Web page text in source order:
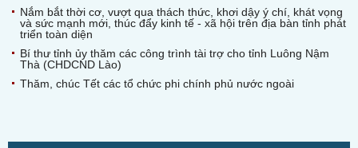
Nắm bắt thời cơ, vượt qua thách thức, khơi dậy ý chí, khát vọng
và sức mạnh mới, thúc đẩy kinh tế - xã hội trên địa bàn tỉnh phát
triển toàn diện
Bí thư tỉnh ủy thăm các công trình tài trợ cho tỉnh Luông Nậm
Thà (CHDCND Lào)
Thăm, chúc Tết các tổ chức phi chính phủ nước ngoài